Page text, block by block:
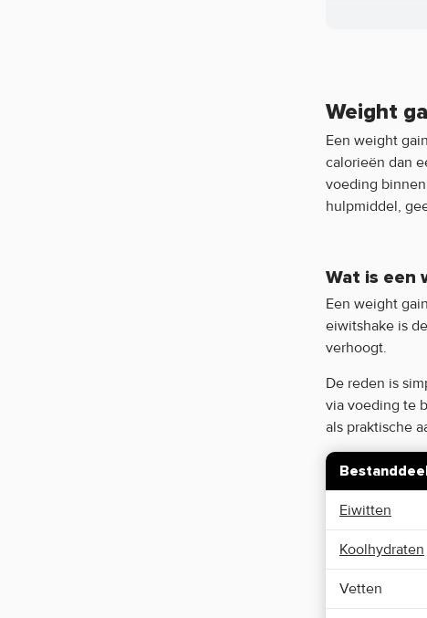
Weight
Een weight
calorieën dan
voeding
hulpmiddel,
Wat is een
Een weight
eiwitshake is
verhoogt.
De reden is
via voeding te
als praktische
Bestanddeel
Eiwitten
Koolhydraten
Vetten